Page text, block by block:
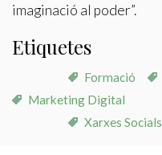
imaginació al poder”.
Etiquetes
Formació
Marketing Digital
Xarxes Socials